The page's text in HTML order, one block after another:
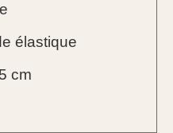
élastique
cm